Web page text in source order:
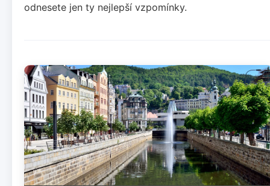
odnesete jen ty nejlepší vzpomínky.